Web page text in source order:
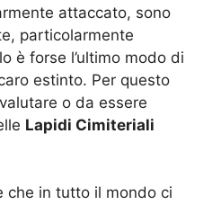
attaccato, sono
particolarmente
è forse l’ultimo modo di
estinto. Per questo
o da essere
Lapidi Cimiteriali
che in tutto il mondo ci